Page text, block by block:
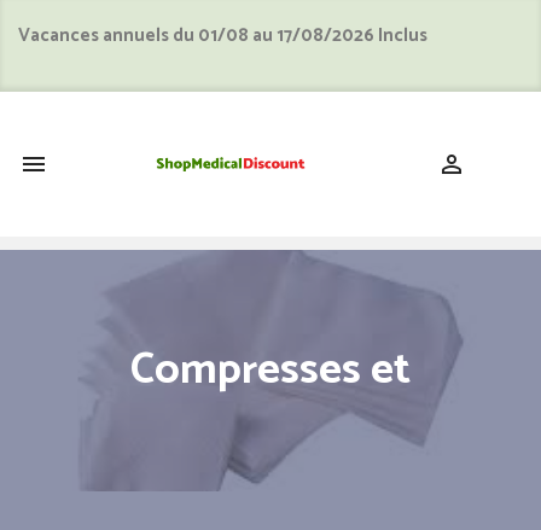
Vacances annuels du 01/08 au 17/08/2026 Inclus
 
Compresses et